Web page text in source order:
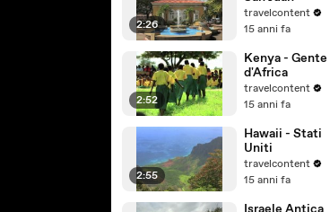
2:26
travelcontent
15 anni fa
2:52
Kenya - Gente
d'Africa
travelcontent
15 anni fa
2:55
Hawaii - Stati
Uniti
travelcontent
15 anni fa